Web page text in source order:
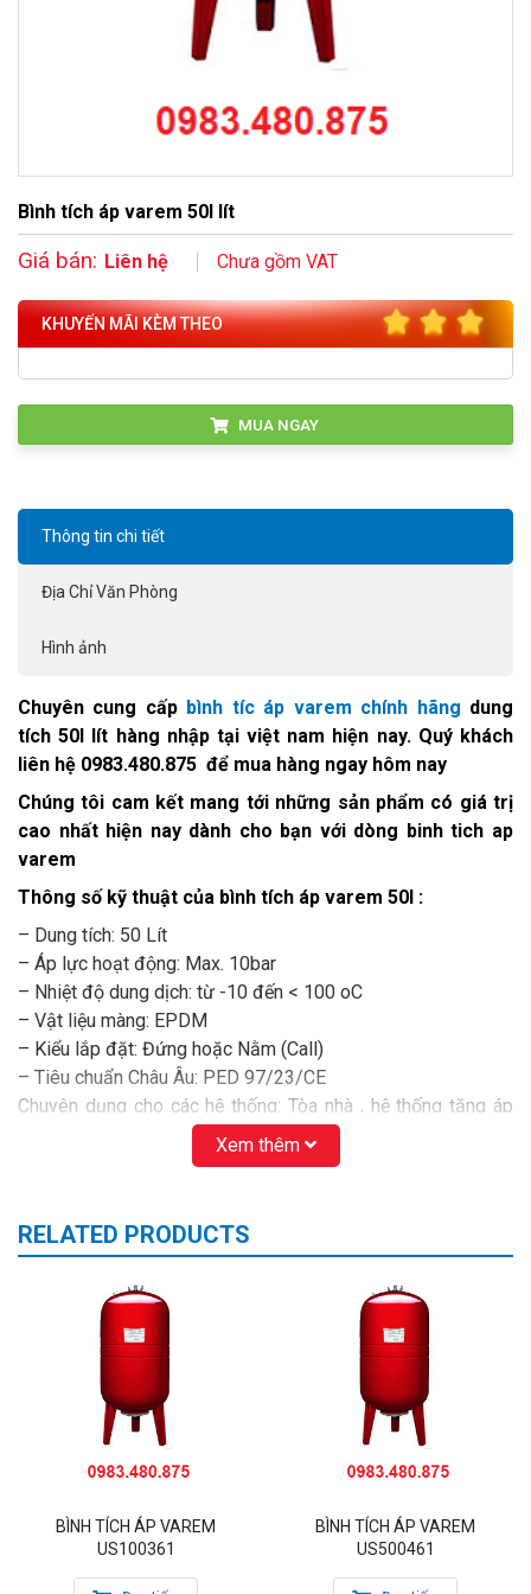
Bình tích áp varem 50l lít
Giá bán: Liên hệ Chưa gồm VAT
KHUYẾN MÃI KÈM THEO
MUA NGAY
Thông tin chi tiết
Địa Chỉ Văn Phòng
Hình ảnh
Chuyên cung cấp bình tíc áp varem chính hãng dung
tích 50l lít hàng nhập tại việt nam hiện nay. Quý khách
liên hệ 0983.480.875 để mua hàng ngay hôm nay
Chúng tôi cam kết mang tới những sản phẩm có giá trị
cao nhất hiện nay dành cho bạn với dòng binh tich ap
varem
Thông số kỹ thuật của bình tích áp varem 50l :
– Dung tích: 50 Lít
– Áp lực hoạt động: Max. 10bar
– Nhiệt độ dung dịch: từ -10 đến < 100 oC
– Vật liệu màng: EPDM
– Kiểu lắp đặt: Đứng hoặc Nằm (Call)
– Tiêu chuẩn Châu Âu: PED 97/23/CE
Chuyên dụng cho các hệ thống: Tòa nhà , hệ thống tăng áp
cấp nước nhà máy , PCCC , xử lý môi trường ….
Dùng để duy trì áp lực nước trong hệ thống cấp nước chung
BÌNH ĐIỀU ÁP VAREM CỦA Ý ÁP LỰC 10 BAR VÀ 16 BAR
TỪ 24L ĐẾN 1000L, BÌNH ÁP LỰC VAREM, BÌNH TÍCH ÁP
Xem thêm
RELATED PRODUCTS
BÌNH TÍCH ÁP VAREM
US100361
BÌNH TÍCH ÁP VAREM
US500461